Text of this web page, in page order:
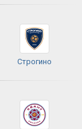
Строгино